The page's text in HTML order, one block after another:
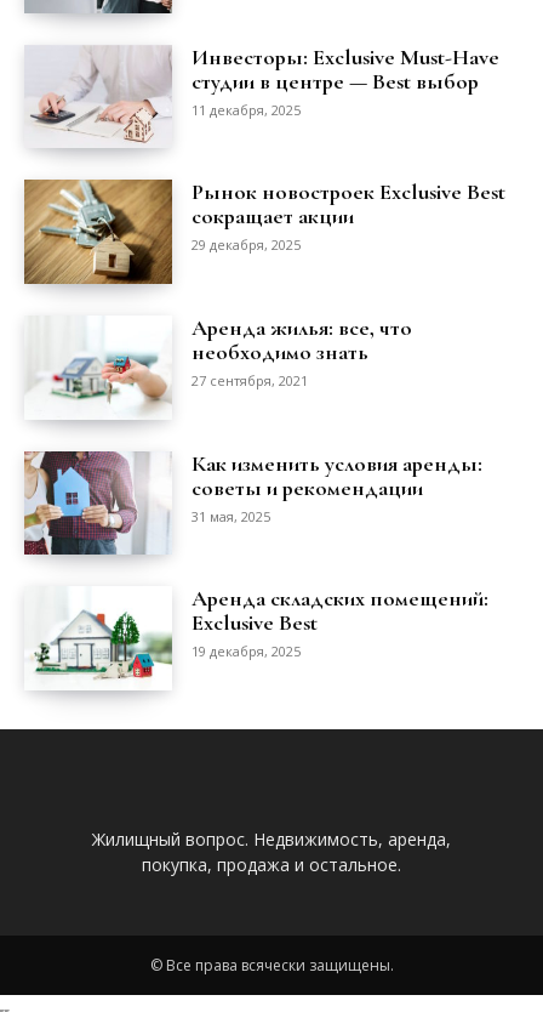
Инвесторы: Exclusive Must-Have
студии в центре — Best выбор
11 декабря, 2025
Рынок новостроек Exclusive Best
сокращает акции
29 декабря, 2025
Аренда жилья: все, что
необходимо знать
27 сентября, 2021
Как изменить условия аренды:
советы и рекомендации
31 мая, 2025
Аренда складских помещений:
Exclusive Best
19 декабря, 2025
Жилищный вопрос. Недвижимость, аренда,
покупка, продажа и остальное.
© Все права всячески защищены.